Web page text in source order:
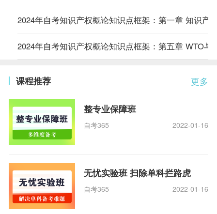
2024年自考知识产权概论知识点框架：第一章 知识产
2024年自考知识产权概论知识点框架：第五章 WTO与
更多
课程推荐
整专业保障班
自考365 2022-01-16
无忧实验班 扫除单科拦路虎
自考365 2022-01-16